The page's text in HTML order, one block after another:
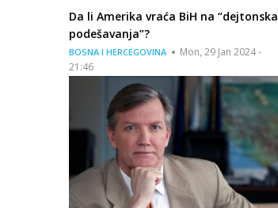
Da li Amerika vraća BiH na “dejtonska
podešavanja”?
BOSNA I HERCEGOVINA
Mon, 29 Jan 2024 -
21:46